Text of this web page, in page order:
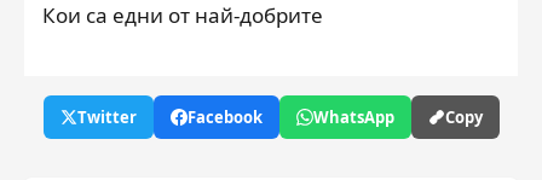
Кои са едни от най-добрите
Twitter Facebook WhatsApp Copy